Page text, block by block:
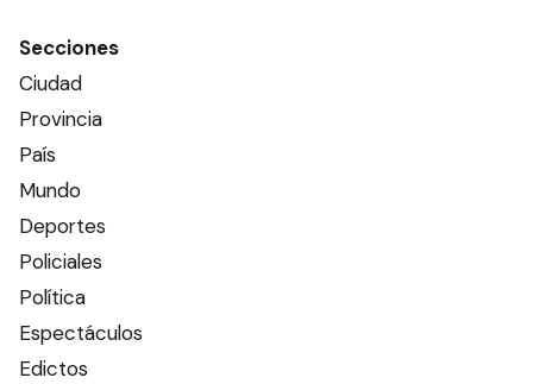
Secciones
Ciudad
Provincia
País
Mundo
Deportes
Policiales
Política
Espectáculos
Edictos